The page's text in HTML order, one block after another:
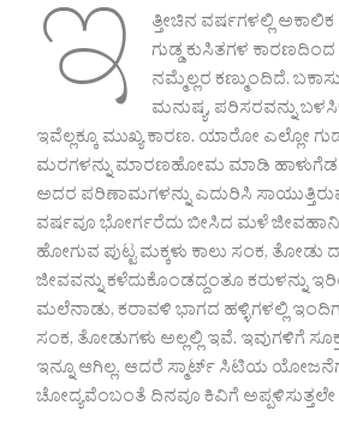
ಇ ತ್ತೀಚಿನ ವರ್ಷಗಳಲ್ಲಿ
ಗುಡ್ಡ ಕುಸಿತಗಳ
ನಮ್ಮೆಲ್ಲರ ಕಣ್ಮುಂದಿದೆ.
ಮನುಷ್ಯ, ಪರಿಸರವನ್ನು
ಇವೆಲ್ಲಕ್ಕೂ ಮುಖ್ಯ ಕಾರಣ. ಯಾರೋ ಎಲ್ಲೋ
ಮರಗಳನ್ನು ಮಾರಣಹೋಮ ಮಾಡಿ
ಅದರ ಪರಿಣಾಮಗಳನ್ನು ಎದುರಿಸಿ
ವರ್ಷವೂ ಭೋರ್ಗರೆದು ಬೀಸಿದ ಮಳೆ
ಹೋಗುವ ಪುಟ್ಟ ಮಕ್ಕಳು ಕಾಲು ಸಂಕ,
ಜೀವವನ್ನು ಕಳೆದುಕೊಂಡದ್ದಂತೂ ಕರುಳನ್ನು
ಮಲೆನಾಡು, ಕರಾವಳಿ ಭಾಗದ ಹಳ್ಳಿಗಳಲ್ಲಿ
ಸಂಕ, ತೋಡುಗಳು ಅಲ್ಲಲ್ಲಿ ಇವೆ. ಇವುಗಳಿಗೆ
ಇನ್ನೂ ಆಗಿಲ್ಲ. ಆದರೆ ಸ್ಮಾರ್ಟ್ ಸಿಟಿಯ
ಚೋದ್ಯವೆಂಬಂತೆ ದಿನವೂ ಕಿವಿಗೆ ಅಪ್ಪಳಿಸುತ್ತಲೇ